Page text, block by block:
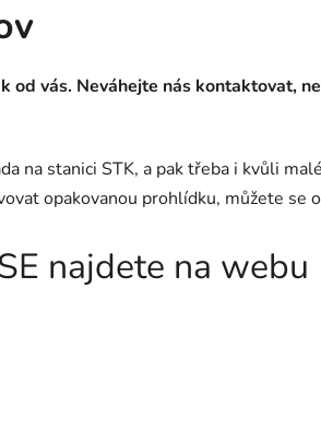
od vás. Neváhejte nás kontaktovat,
na stanici STK, a pak třeba i kvůli
opakovanou prohlídku, můžete se
najdete na webu